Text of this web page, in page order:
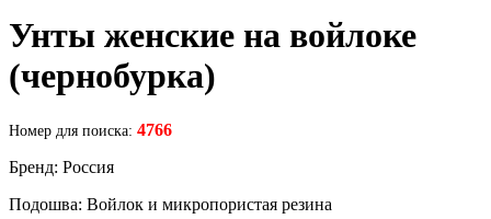
Унты женские на войлоке
(чернобурка)
Номер для поиска: 4766
Бренд: Россия
Подошва: Войлок и микропористая резина